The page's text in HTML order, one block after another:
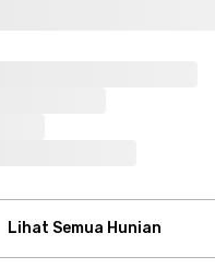
Lihat Semua Hunian